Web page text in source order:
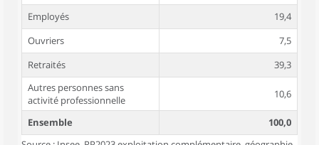
Employés
19,4
Ouvriers
7,5
Retraités
39,3
Autres personnes sans
activité professionnelle
10,6
Ensemble
100,0